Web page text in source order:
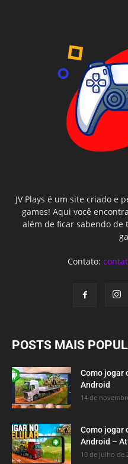
JV Plays é um site criado e
games! Aqui você
além de ficar sabendo de
Contato:
POSTS MAIS
Como jogar
Android
14 de
Como jogar
Android –
10 de julho de